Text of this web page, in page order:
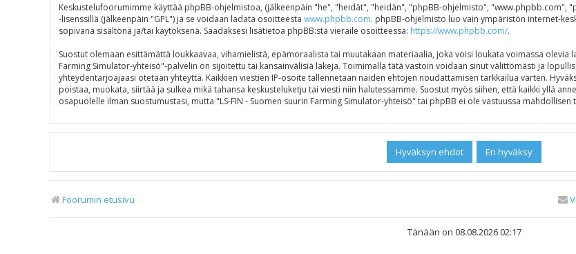
Keskustelufoorumimme käyttää phpBB-ohjelmistoa, (jälkeenpäin "he", "heidät", "heidän", "phpBB-ohjelmisto", "www.phpbb.com",
-lisenssillä (jälkeenpäin "GPL") ja se voidaan ladata osoitteesta www.phpbb.com. phpBB-ohjelmisto luo vain ympäristön internet-
sopivana sisältönä ja/tai käytöksenä. Saadaksesi lisätietoa phpBB:stä vieraile osoitteessa: https://www.phpbb.com/.
Suostut olemaan esittämättä loukkaavaa, vihamielistä, epämoraalista tai muutakaan materiaalia, joka voisi loukata voimassa olevia
Farming Simulator-yhteisö"-palvelin on sijoitettu tai kansainvälisiä lakeja. Toimimalla tätä vastoin voidaan sinut välittömästi ja
yhteydentarjoajaasi otetaan yhteyttä. Kaikkien viestien IP-osoite tallennetaan näiden ehtojen noudattamisen tarkkailua varten.
poistaa, muokata, siirtää ja sulkea mikä tahansa keskusteluketju tai viesti niin halutessamme. Suostut myös siihen, että kaikki yllä
osapuolelle ilman suostumustasi, mutta "LS-FIN - Suomen suurin Farming Simulator-yhteisö" tai phpBB ei ole vastuussa
Foorumin etusivu
Tänään on 08.08.2026 02:17